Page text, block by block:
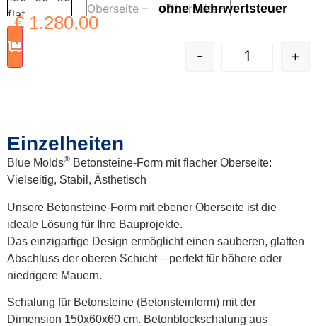
€ 1.280,00
ohne Mehrwertsteuer
- +
Einzelheiten
Blue Molds® Betonsteine-Form mit flacher Oberseite:
Vielseitig, Stabil, Ästhetisch
Unsere Betonsteine-Form mit ebener Oberseite ist die
ideale Lösung für Ihre Bauprojekte.
Das einzigartige Design ermöglicht einen sauberen, glatten
Abschluss der oberen Schicht – perfekt für höhere oder
niedrigere Mauern.
Schalung für Betonsteine (Betonsteinform) mit der
Dimension 150x60x60 cm. Betonblockschalung aus